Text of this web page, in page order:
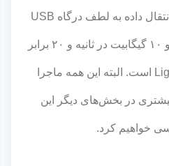
از طرف دیگر اکنون سرعت انتقال داده به لطف درگاه USB
Type-C با USB 3 برابر شده و ۱۰ گیگابیت در ثانیه و ۲۰ برابر
سریع‌تر از USB 2.0 و Lightning است. البته این همه ماجرا
در بخش‌های دیگر این
خواهیم کرد.